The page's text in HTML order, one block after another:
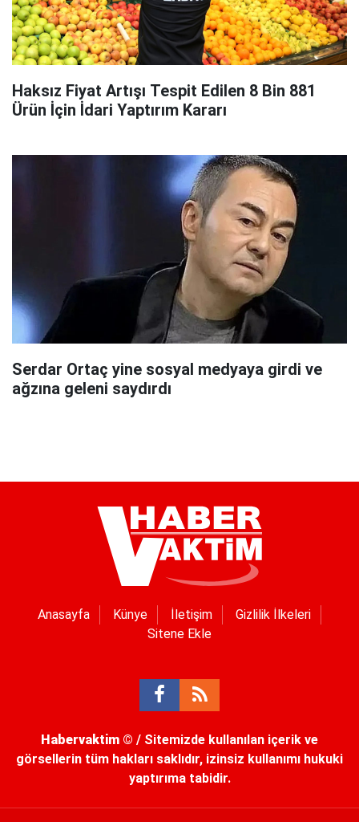
Haksız Fiyat Artışı Tespit Edilen 8 Bin 881
Ürün İçin İdari Yaptırım Kararı
Serdar Ortaç yine sosyal medyaya girdi ve
ağzına geleni saydırdı
Anasayfa Künye İletişim
Gizlilik İlkeleri
Sitene Ekle
Habervaktim © / Sitemizde kullanılan içerik ve
görsellerin tüm hakları saklıdır, izinsiz kullanımı hukuki
yaptırıma tabidir.